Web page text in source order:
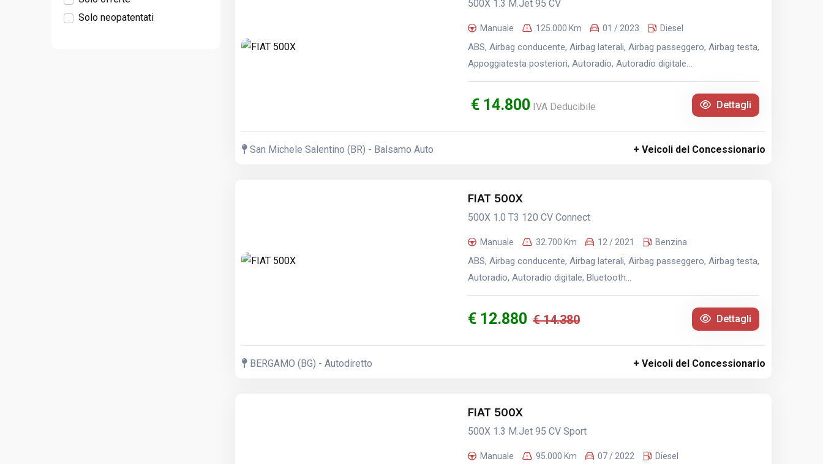
Solo neopatentati
500X 1.3 M.Jet 95 CV
Manuale 125.000 Km 01 / 2023 Diesel
ABS, Airbag conducente, Airbag laterali, Airbag passeggero, Airbag testa,
Appoggiatesta posteriori, Autoradio, Autoradio digitale...
€ 14.800 IVA Deducibile Dettagli
San Michele Salentino (BR) - Balsamo Auto + Veicoli del Concessionario
FIAT 500X
500X 1.0 T3 120 CV Connect
Manuale 32.700 Km 12 / 2021 Benzina
ABS, Airbag conducente, Airbag laterali, Airbag passeggero, Airbag testa,
Autoradio, Autoradio digitale, Bluetooth...
€ 12.880 € 14.380 Dettagli
BERGAMO (BG) - Autodiretto + Veicoli del Concessionario
FIAT 500X
500X 1.3 M.Jet 95 CV Sport
Manuale 95.000 Km 07 / 2022 Diesel